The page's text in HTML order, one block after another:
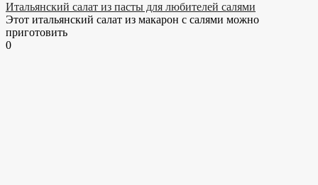
Итальянский салат из пасты для любителей салями
Этот итальянский салат из макарон с салями можно
приготовить
0